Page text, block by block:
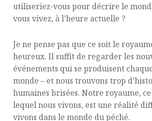
utiliseriez-vous pour décrire le
vous vivez, à l’heure actuelle ?
Je ne pense pas que ce soit le
heureux. Il suffit de regarder les
événements qui se produisent
monde – et nous trouvons trop
humaines brisées. Notre royaume,
lequel nous vivons, est une réalité
vivons dans le monde du péché.